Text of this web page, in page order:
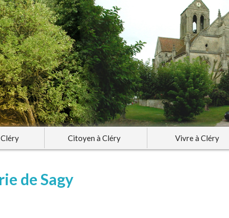
Citoyen à Cléry Vivre à Cléry
de Sagy